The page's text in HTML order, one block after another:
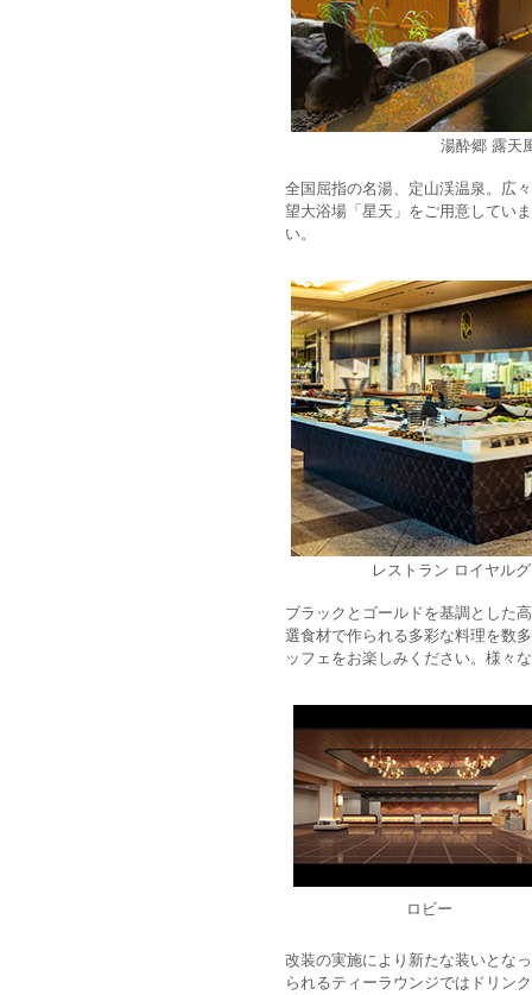
湯酔郷 露天
全国屈指の名湯、定山渓温泉。広
望大浴場「星天」をご用意してい
い。
レストラン ロイヤル
ブラックとゴールドを基調とした
選食材で作られる多彩な料理を数
ッフェをお楽しみください。様々
ロビー
改装の実施により新たな装いとな
られるティーラウンジではドリン